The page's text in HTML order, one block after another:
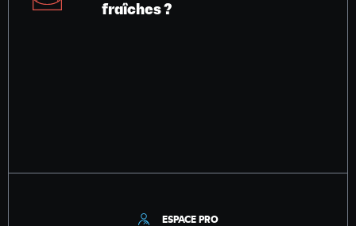
fraîches ?
ESPACE PRO